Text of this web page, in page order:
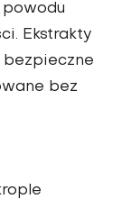
Ekstrakty
bezpieczne
bez